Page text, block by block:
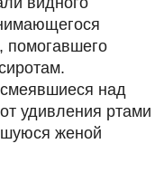
помогавшего
над
удивления ртами
женой